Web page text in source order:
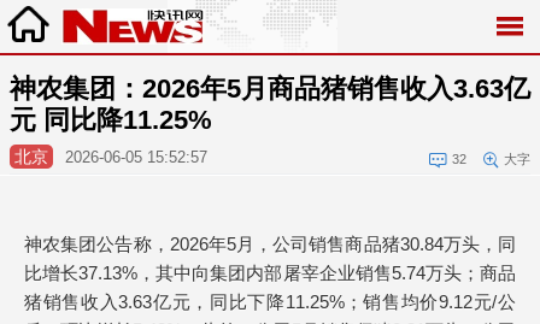
神农集团：2026年5月商品猪销售收入3.63亿
元 同比降11.25%
北京 2026-06-05 15:52:57 32 大字
神农集团公告称，2026年5月，公司销售商品猪30.84万头，同
比增长37.13%，其中向集团内部屠宰企业销售5.74万头；商品
猪销售收入3.63亿元，同比下降11.25%；销售均价9.12元/公